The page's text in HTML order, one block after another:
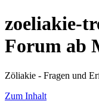
zoeliakie-
Forum ab
Zöliakie - Fragen und
Zum Inhalt